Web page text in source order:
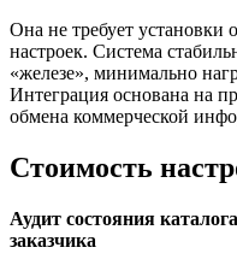
Она не требует установки
настроек. Система
«железе», минимально
Интеграция основана на
обмена коммерческой
Стоимость
Аудит состояния
заказчика